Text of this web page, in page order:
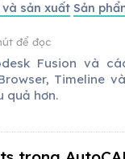
và sản xuất Sản
để đọc
Fusion và
Timeline
quả hơn.